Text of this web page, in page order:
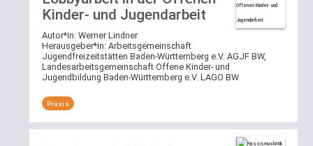
Kinder- und Jugendarbeit
Autor*in: Werner Lindner
Herausgeber*in: Arbeitsgemeinschaft
Jugendfreizeitstätten Baden-Württemberg e.V. AGJF BW,
Landesarbeitsgemeinschaft Offene Kinder- und
Jugendbildung Baden-Württemberg e.V. LAGO BW
Praxis